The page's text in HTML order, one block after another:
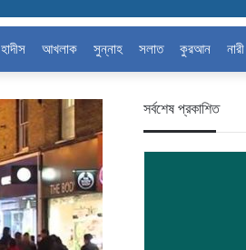
হাদীস আখলাক সুন্নাহ সলাত কুরআন নারী
স‍র্বশেষ প্রকাশিত